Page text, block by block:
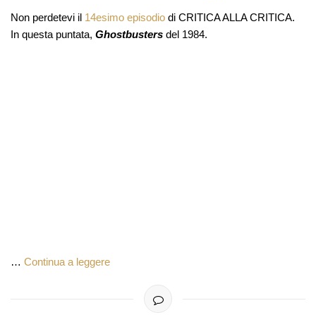
Non perdetevi il 14esimo episodio di CRITICA ALLA CRITICA.
In questa puntata, Ghostbusters del 1984.
… Continua a leggere